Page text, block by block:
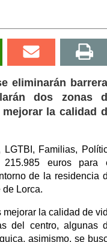
eliminarán
dos zonas
la calidad
LGTBI, Familias,
215.985 euros para
de la residencia
de Lorca.
mejorar la calidad de
del centro, algunas
asimismo, se